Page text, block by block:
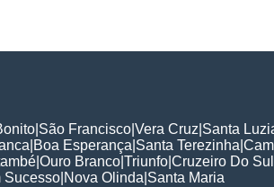
São Francisco Vera Cruz Santa
Boa Esperança Santa Terezinha
Ouro Branco Triunfo Cruzeiro Do Sul
Sucesso Nova Olinda Santa Maria